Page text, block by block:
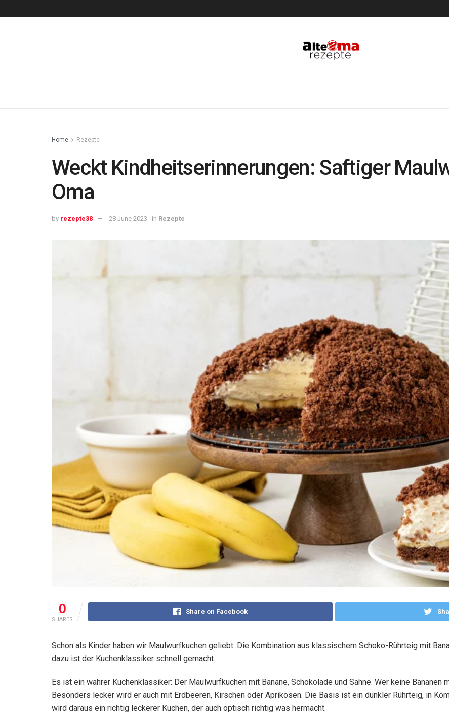
Home Rezepte
Weckt Kindheitserinnerungen: Saftiger
Oma
by rezepte38 28 June 2023 in Rezepte
0
SHARES
Share on Facebook
Schon als Kinder haben wir Maulwurfkuchen geliebt. Die Kombination aus klassischem Schoko-Rührteig mit
dazu ist der Kuchenklassiker schnell gemacht.
Es ist ein wahrer Kuchenklassiker: Der Maulwurfkuchen mit Banane, Schokolade und Sahne. Wer keine Bananen
Besonders lecker wird er auch mit Erdbeeren, Kirschen oder Aprikosen. Die Basis ist ein dunkler Rührteig, in
wird daraus ein richtig leckerer Kuchen, der auch optisch richtig was hermacht.